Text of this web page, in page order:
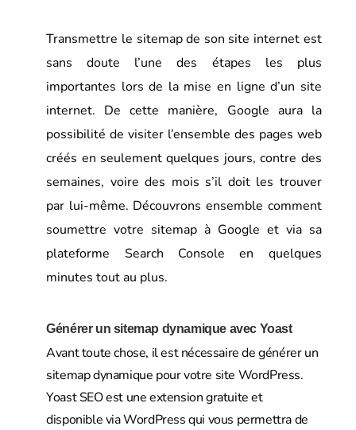
Transmettre le sitemap de son site internet est
sans doute l’une des étapes les plus
importantes lors de la mise en ligne d’un site
internet. De cette manière, Google aura la
possibilité de visiter l’ensemble des pages web
créés en seulement quelques jours, contre des
semaines, voire des mois s’il doit les trouver
par lui-même. Découvrons ensemble comment
soumettre votre sitemap à Google et via sa
plateforme Search Console en quelques
minutes tout au plus.
Générer un sitemap dynamique avec Yoast
Avant toute chose, il est nécessaire de générer un
sitemap dynamique pour votre site WordPress.
Yoast SEO est une extension gratuite et
disponible via WordPress qui vous permettra de